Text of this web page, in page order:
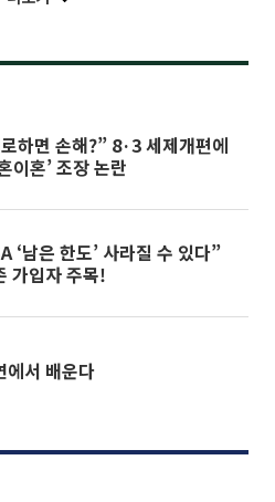
하면 손해?” 8·3 세제개편에
이혼’ 조장 논란
‘남은 한도’ 사라질 수 있다”
가입자 주목!
에서 배운다